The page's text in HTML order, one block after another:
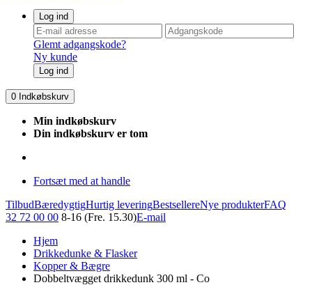
Log ind
Glemt adgangskode?
Ny kunde
Log ind
0 Indkøbskurv
Min indkøbskurv
Din indkøbskurv er tom
Fortsæt med at handle
TilbudBæredygtigHurtig leveringBestsellereNye produkterFAQ
32 72 00 00 8-16 (Fre. 15.30)E-mail
Hjem
Drikkedunke & Flasker
Kopper & Bægre
Dobbeltvægget drikkedunk 300 ml - Co